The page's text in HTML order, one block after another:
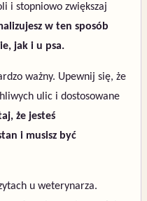
i stopniowo zwiększaj
w ten sposób
jak i u psa.
ważny. Upewnij się, że
ulic i dostosowane
że jesteś
i musisz być
u weterynarza.